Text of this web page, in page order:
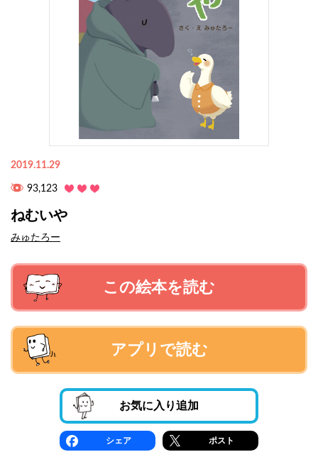
2019.11.29
93,123
ねむいや
みゅたろー
この絵本を読む
アプリで読む
お気に入り追加
シェア ポスト